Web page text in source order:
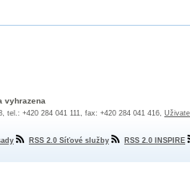
vyhrazena
tel.: +420 284 041 111, fax: +420 284 041 416,
RSS 2.0 Síťové služby RSS 2.0 INSPIRE